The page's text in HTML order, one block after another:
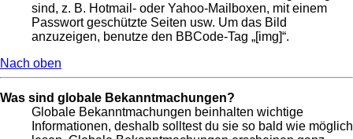
sind, z. B. Hotmail- oder Yahoo-Mailboxen, mit einem
Passwort geschützte Seiten usw. Um das Bild
anzuzeigen, benutze den BBCode-Tag „[img]“.
Nach oben
Was sind globale Bekanntmachungen?
Globale Bekanntmachungen beinhalten wichtige
Informationen, deshalb solltest du sie so bald wie möglich